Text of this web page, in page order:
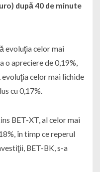
după 40 de minute
evoluţia celor mai
o apreciere de 0,19%,
celor mai lichide
cu 0,17%.
BET-XT, al celor mai
în timp ce reperul
BET-BK, s-a